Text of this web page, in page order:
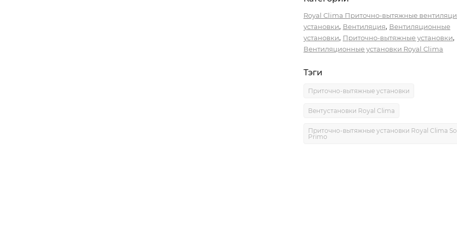
Royal Clima Приточно-вытяжные
установки, Вентиляция, Вентиляционные
установки, Приточно-вытяжные установки,
Вентиляционные установки Royal Clima
Тэги
Приточно-вытяжные установки
Вентустановки Royal Clima
Приточно-вытяжные установки Royal Clima
Primo